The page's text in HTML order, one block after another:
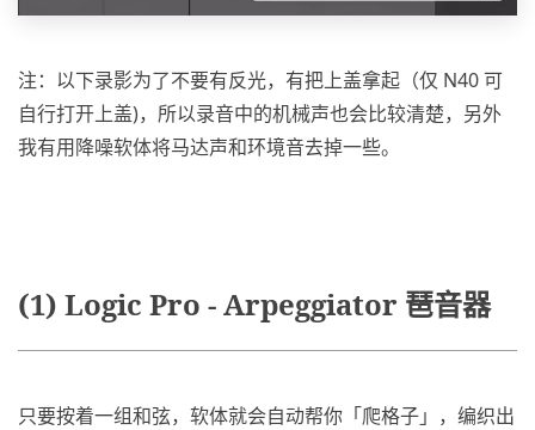
注：以下录影为了不要有反光，有把上盖拿起（仅 N40 可
自行打开上盖)，所以录音中的机械声也会比较清楚，另外
我有用降噪软体将马达声和环境音去掉一些。
(1) Logic Pro - Arpeggiator 琶音器
只要按着一组和弦，软体就会自动帮你「爬格子」，编织出